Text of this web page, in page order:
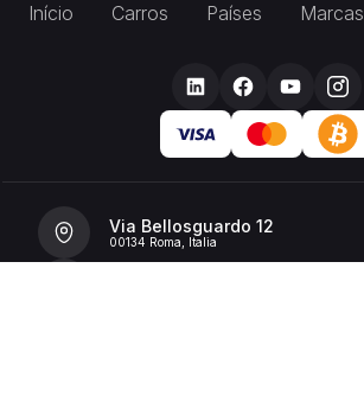
Início Carros Países Marcas
Via Bellosguardo 12
00134 Roma, Italia